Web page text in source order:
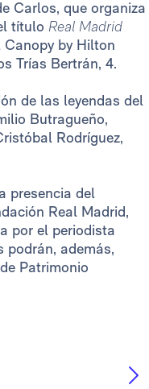
Carlos, que organiza
título Real Madrid
by Hilton
Trías Bertrán, 4.
de las leyendas del
Butragueño,
Rodríguez,
presencia del
Real Madrid,
por el periodista
podrán, además,
Patrimonio